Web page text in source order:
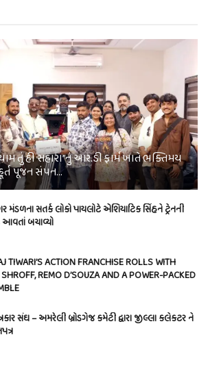
તું હી સહારા”નું આર.ડી ફાર્મ ખાતે ભક્તિમય
પૂજન સંપન…
મંડળના સતર્ક લોકો પાયલોટે એશિયાટિક સિંહને ટ્રેનની
બચાવ્યો
TIWARI’S ACTION FRANCHISE ROLLS WITH
REMO D’SOUZA AND A POWER-PACKED
સંઘ – અમરેલી બ્રોડગેજ કમેટી દ્વારા જીલ્લા કલેકટર ને